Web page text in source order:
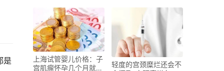
是
上海试管婴儿价格：子
宫肌瘤怀孕几个月就安
轻度的宫颈糜烂还会不